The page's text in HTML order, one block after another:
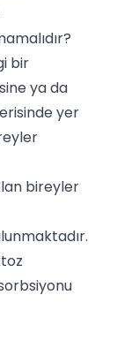
bir
ya da
yer
bireyler